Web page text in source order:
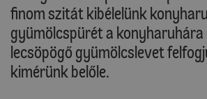
finom szitát kibélelünk
gyümölcspürét a konyharuhára
lecsöpögő gyümölcslevet
kimérünk belőle.